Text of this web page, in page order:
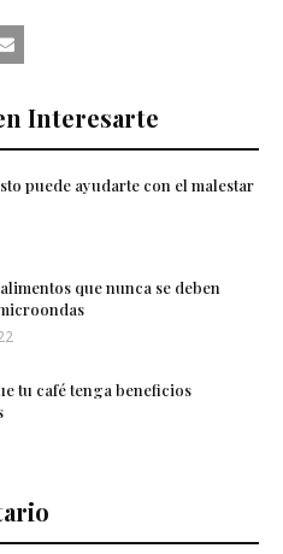
Interesarte
puede ayudarte con el malestar
que nunca se deben
tu café tenga beneficios